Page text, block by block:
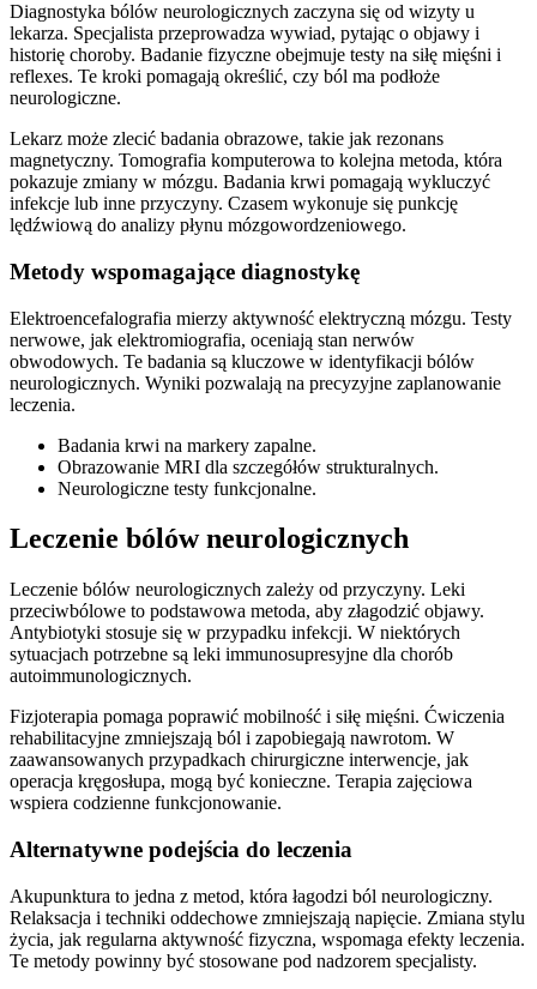
Diagnostyka bólów neurologicznych zaczyna się od wizyty u
lekarza. Specjalista przeprowadza wywiad, pytając o objawy i
historię choroby. Badanie fizyczne obejmuje testy na siłę mięśni i
reflexes. Te kroki pomagają określić, czy ból ma podłoże
neurologiczne.
Lekarz może zlecić badania obrazowe, takie jak rezonans
magnetyczny. Tomografia komputerowa to kolejna metoda, która
pokazuje zmiany w mózgu. Badania krwi pomagają wykluczyć
infekcje lub inne przyczyny. Czasem wykonuje się punkcję
lędźwiową do analizy płynu mózgowordzeniowego.
Metody wspomagające diagnostykę
Elektroencefalografia mierzy aktywność elektryczną mózgu. Testy
nerwowe, jak elektromiografia, oceniają stan nerwów
obwodowych. Te badania są kluczowe w identyfikacji bólów
neurologicznych. Wyniki pozwalają na precyzyjne zaplanowanie
leczenia.
Badania krwi na markery zapalne.
Obrazowanie MRI dla szczegółów strukturalnych.
Neurologiczne testy funkcjonalne.
Leczenie bólów neurologicznych
Leczenie bólów neurologicznych zależy od przyczyny. Leki
przeciwbólowe to podstawowa metoda, aby złagodzić objawy.
Antybiotyki stosuje się w przypadku infekcji. W niektórych
sytuacjach potrzebne są leki immunosupresyjne dla chorób
autoimmunologicznych.
Fizjoterapia pomaga poprawić mobilność i siłę mięśni. Ćwiczenia
rehabilitacyjne zmniejszają ból i zapobiegają nawrotom. W
zaawansowanych przypadkach chirurgiczne interwencje, jak
operacja kręgosłupa, mogą być konieczne. Terapia zajęciowa
wspiera codzienne funkcjonowanie.
Alternatywne podejścia do leczenia
Akupunktura to jedna z metod, która łagodzi ból neurologiczny.
Relaksacja i techniki oddechowe zmniejszają napięcie. Zmiana stylu
życia, jak regularna aktywność fizyczna, wspomaga efekty leczenia.
Te metody powinny być stosowane pod nadzorem specjalisty.